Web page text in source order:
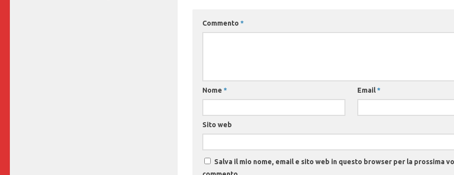
Commento *
Nome * Email*
Sito web
Salva il mio nome, email e sito web in questo browser per la prossima